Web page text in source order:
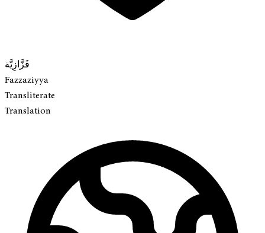
فَزَّازِيَّة
Fazzaziyya
Transliterate
Translation